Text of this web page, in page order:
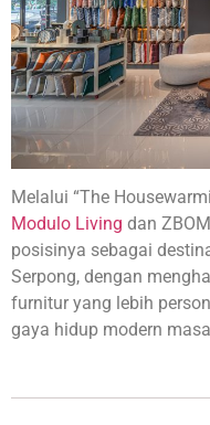
Melalui “The
Modulo Living dan
posisinya sebagai
Serpong, dengan
furnitur yang lebih
gaya hidup modern